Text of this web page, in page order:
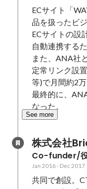
ECサイト「
品を扱ったビ
ECサイトの設
自動連携する
また、ANA社
定常リンク設
等)で月間約2
最終的に、
なった。
See more
株式会社
Co-funder/
Jan 2016- Dec 2017
共同で創設。